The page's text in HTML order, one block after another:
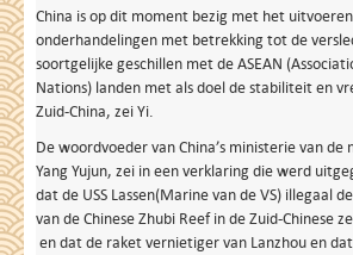
China is op dit moment bezig met het
onderhandelingen met betrekking tot de
soortgelijke geschillen met de ASEAN
Nations) landen met als doel de stabiliteit en
Zuid-China, zei Yi.
De woordvoeder van China’s ministerie van de
Yang Yujun, zei in een verklaring die werd
dat de USS Lassen(Marine van de VS) illegaal
van de Chinese Zhubi Reef in de Zuid-Chinese
en dat de raket vernietiger van Lanzhou en